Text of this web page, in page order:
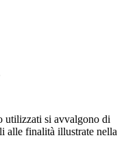
utilizzati si avvalgono di
alle finalità illustrate nella